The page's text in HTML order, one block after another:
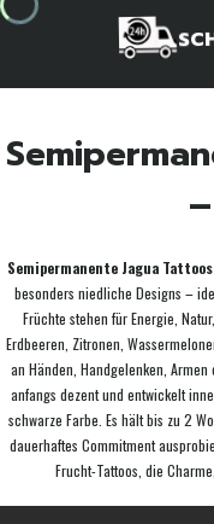
Semipermanente Jagua
besonders niedliche Designs –
Früchte stehen für Energie,
Erdbeeren, Zitronen,
an Händen, Handgelenken,
anfangs dezent und entwickelt
schwarze Farbe. Es hält bis zu 2
dauerhaftes Commitment
Frucht-Tattoos, die